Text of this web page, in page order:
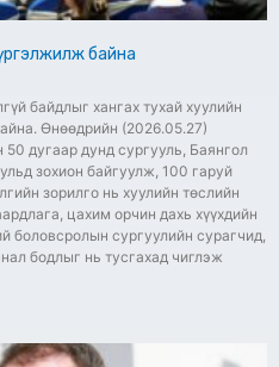
байна
байдлыг хангах тухай хуулийн
Өнөөдрийн (2026.05.27)
50 дугаар дунд сургууль, Баянгол
зохион байгуулж, 100 гаруй
зорилго нь хуулийн төслийн
цахим орчин дахь хүүхдийн
боловсролын сургуулийн сурагчид,
бодлыг нь тусгахад чиглэж